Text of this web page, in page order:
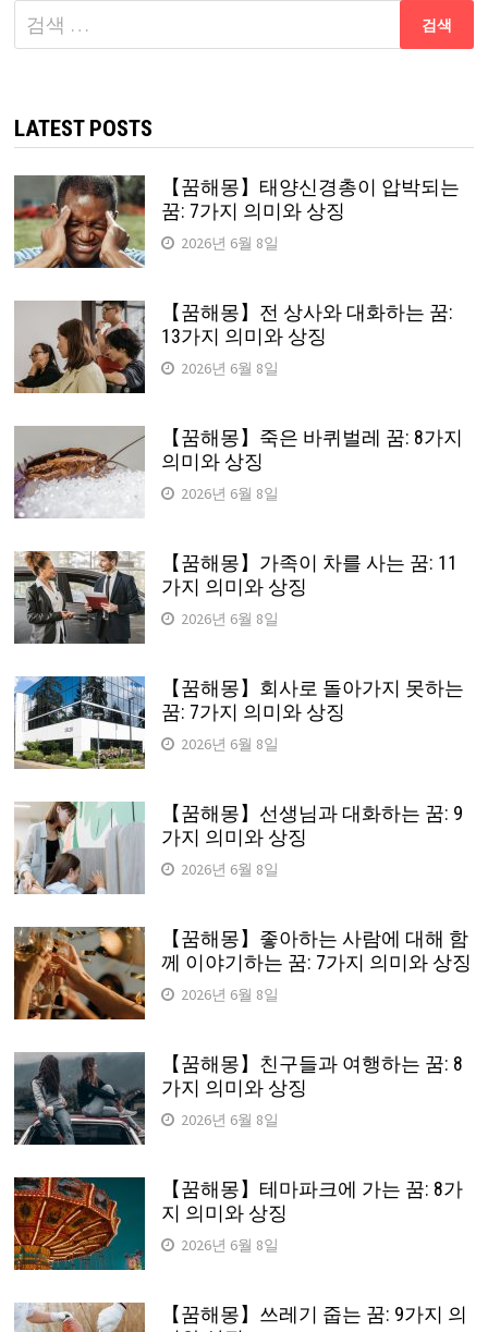
다
음
LATEST POSTS
【꿈해몽】태양신경총이 압박되는
꿈: 7가지 의미와 상징
2026년 6월 8일
【꿈해몽】전 상사와 대화하는 꿈:
13가지 의미와 상징
2026년 6월 8일
【꿈해몽】죽은 바퀴벌레 꿈: 8가지
의미와 상징
2026년 6월 8일
【꿈해몽】가족이 차를 사는 꿈: 11
가지 의미와 상징
2026년 6월 8일
【꿈해몽】회사로 돌아가지 못하는
꿈: 7가지 의미와 상징
2026년 6월 8일
【꿈해몽】선생님과 대화하는 꿈: 9
가지 의미와 상징
2026년 6월 8일
【꿈해몽】좋아하는 사람에 대해 함
께 이야기하는 꿈: 7가지 의미와 상징
2026년 6월 8일
【꿈해몽】친구들과 여행하는 꿈: 8
가지 의미와 상징
2026년 6월 8일
【꿈해몽】테마파크에 가는 꿈: 8가
지 의미와 상징
2026년 6월 8일
【꿈해몽】쓰레기 줍는 꿈: 9가지 의